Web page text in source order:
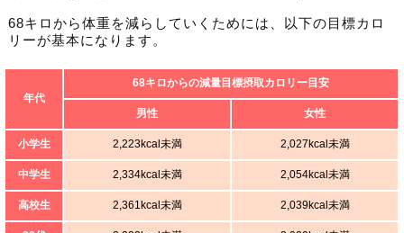
68キロから体重を減らしていくためには、以下の目標カロ
リーが基本になります。
年代
68キロからの減量目標摂取カロリー目安
男性 女性
小学生 2,223kcal未満 2,027kcal未満
中学生 2,334kcal未満 2,054kcal未満
高校生 2,361kcal未満 2,039kcal未満